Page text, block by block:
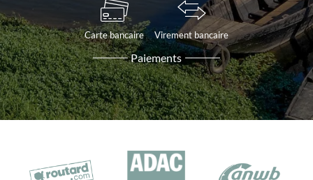
Carte bancaire Virement bancaire
Paiements